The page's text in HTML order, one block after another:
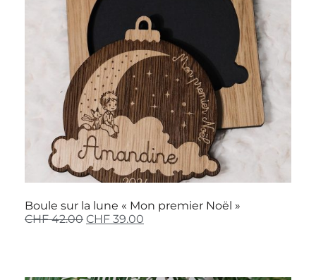
Boule sur la lune « Mon premier Noël »
CHF42.00 CHF 39.00